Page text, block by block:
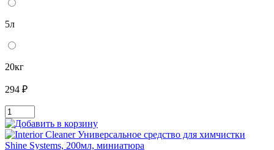
5л
20кг
294 ₽